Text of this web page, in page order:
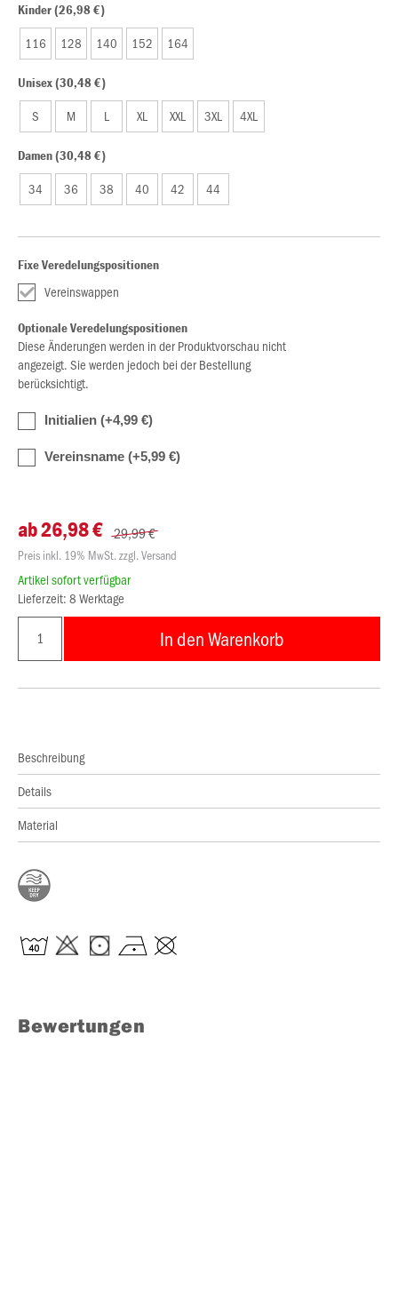
Kinder (26,98 €)
116 128 140 152 164
Unisex (30,48 €)
S M L XL XXL 3XL 4XL
Damen (30,48 €)
34 36 38 40 42 44
Fixe Veredelungspositionen
Vereinswappen
Optionale Veredelungspositionen
Diese Änderungen werden in der Produktvorschau nicht
angezeigt. Sie werden jedoch bei der Bestellung
berücksichtigt.
Initialien (+4,99 €)
Vereinsname (+5,99 €)
ab 26,98 € 29,99 €
Preis inkl. 19% MwSt. zzgl. Versand
Artikel sofort verfügbar
Lieferzeit: 8 Werktage
In den Warenkorb
Beschreibung
Details
Material
Bewertungen